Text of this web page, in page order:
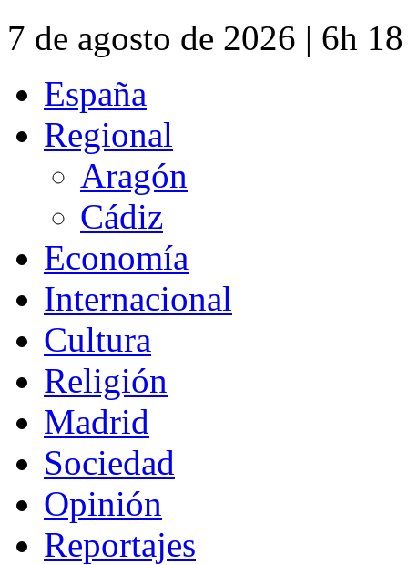
7 de agosto de 2026 | 6h
España
Regional
Aragón
Cádiz
Economía
Internacional
Cultura
Religión
Madrid
Sociedad
Opinión
Reportajes